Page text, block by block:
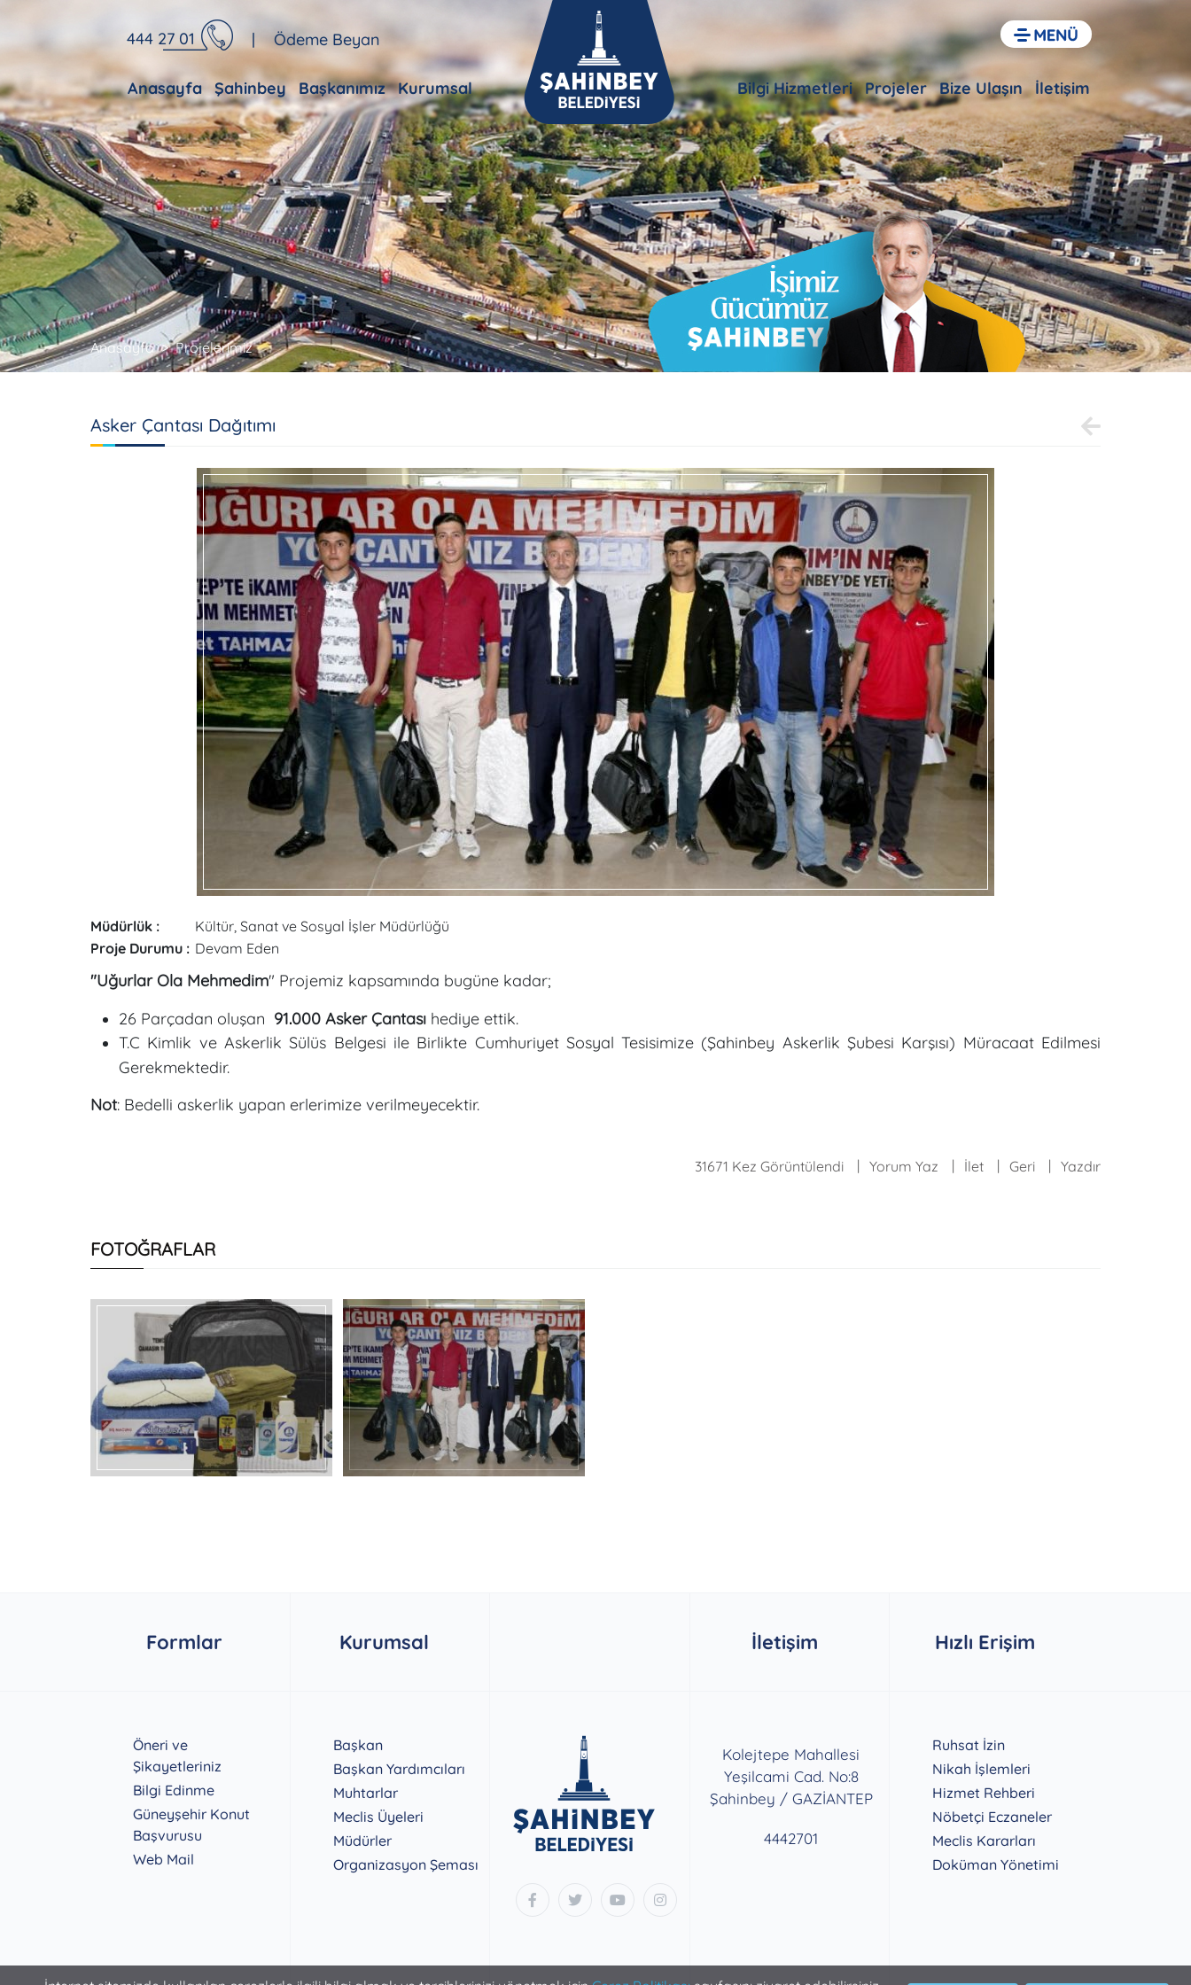
444 27 01 | Ödeme Beyan
Anasayfa Şahinbey Başkanımız Kurumsal Bilgi Hizmetleri Projeler Bize Ulaşın İletişim
Anasayfa Projelerimiz
Asker Çantası Dağıtımı
Müdürlük :
Kültür, Sanat ve Sosyal İşler Müdürlüğü
Proje Durumu : Devam Eden
"Uğurlar Ola Mehmedim" Projemiz kapsamında bugüne kadar;
26 Parçadan oluşan 91.000 Asker Çantası hediye ettik.
T.C Kimlik ve Askerlik Sülüs Belgesi ile Birlikte Cumhuriyet Sosyal Tesisimize (Şahinbey Askerlik Şubesi Karşısı) Müracaat Edilmesi
Gerekmektedir.
Not: Bedelli askerlik yapan erlerimize verilmeyecektir.
31671 Kez Görüntülendi Yorum Yaz İlet Geri Yazdır
FOTOĞRAFLAR
Formlar Kurumsal İletişim Hızlı Erişim
Öneri ve
Şikayetleriniz
Bilgi Edinme
Güneyşehir Konut
Başvurusu
Web Mail
Başkan
Başkan Yardımcıları
Muhtarlar
Meclis Üyeleri
Müdürler
Organizasyon Şeması
Kolejtepe Mahallesi
Yeşilcami Cad. No:8
Şahinbey / GAZİANTEP
4442701
Ruhsat İzin
Nikah İşlemleri
Hizmet Rehberi
Nöbetçi Eczaneler
Meclis Kararları
Doküman Yönetimi